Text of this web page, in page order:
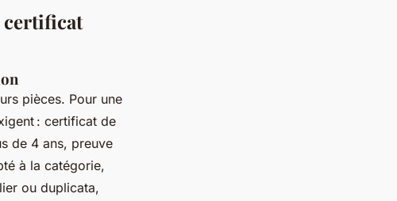
certificat
pièces. Pour une
: certificat de
de 4 ans, preuve
à la catégorie,
ou duplicata,